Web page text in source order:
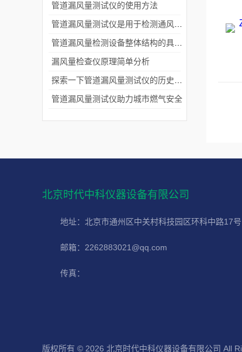
管道漏风量测试仪的使用方法
漏风量检查仪原理简单分析
管道漏风量测试仪助力城市燃气安全
北京时代中科仪器设备有限公司
地址：北京市通州区中关村科技园区环科中路17号
邮箱：2262883021@qq.com
传真：
版权所有 © 2026 北京时代中科仪器设备有限公司 All